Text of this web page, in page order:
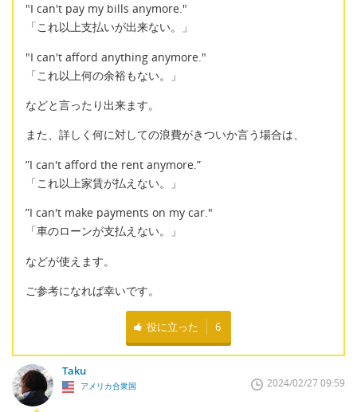
"I can't pay my bills anymore."
「これ以上支払いが出来ない。」
"I can't afford anything anymore."
「これ以上何の余裕もない。」
などと言ったり出来ます。
また、詳しく何に対しての浪費がきついか言う場合は、
”I can't afford the rent anymore.”
「これ以上家賃が払えない。」
”I can't make payments on my car."
「車のローンが支払えない。」
などが使えます。
ご参考になれば幸いです。
役に立った 6
Taku
アメリカ合衆国 2024/02/27 09:59